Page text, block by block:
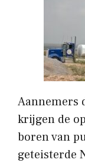
Aannemers
krijgen de
boren van
geteisterde